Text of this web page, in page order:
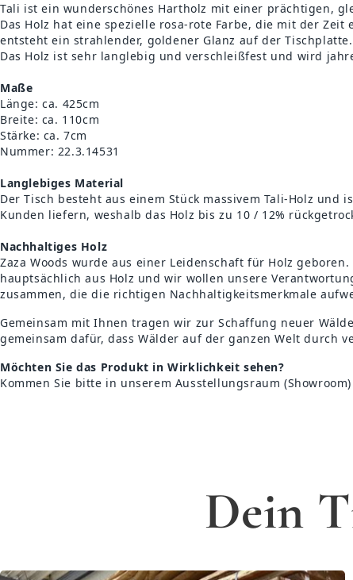
Tali ist ein wunderschönes Hartholz mit einer prächtigen,
Das Holz hat eine spezielle rosa-rote Farbe, die mit der
entsteht ein strahlender, goldener Glanz auf der
Das Holz ist sehr langlebig und verschleißfest und wird
Maße
Länge: ca. 425cm
Breite: ca. 110cm
Stärke: ca. 7cm
Nummer: 22.3.14531
Langlebiges Material
Der Tisch besteht aus einem Stück massivem Tali-Holz
Kunden liefern, weshalb das Holz bis zu 10 / 12%
Nachhaltiges Holz
Zaza Woods wurde aus einer Leidenschaft für Holz
hauptsächlich aus Holz und wir wollen unsere
zusammen, die die richtigen Nachhaltigkeitsmerkmale
Gemeinsam mit Ihnen tragen wir zur Schaffung neuer
gemeinsam dafür, dass Wälder auf der ganzen Welt
Möchten Sie das Produkt in Wirklichkeit sehen?
Kommen Sie bitte in unserem Ausstellungsraum
Dein